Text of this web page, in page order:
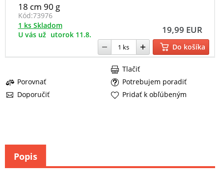
18 cm 90 g
Kód:73976
19,99 EUR
1 ks Skladom
U vás už utorok 11.8.
Do košíka
Porovnať
Potrebujem poradiť
Doporučiť
Tlačiť
Pridať k obľúbeným
Popis